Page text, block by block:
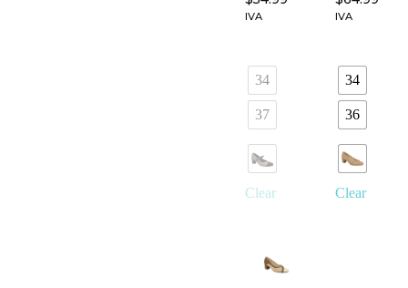
IVA
34
37
Clear
IVA
34
36
Clear